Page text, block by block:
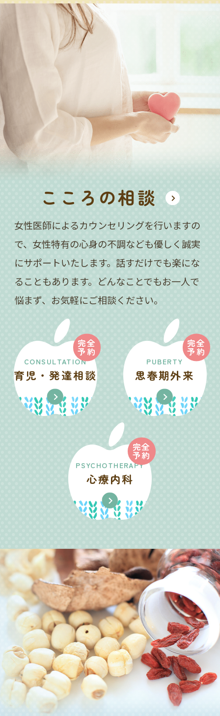
こころの相談
女性医師によるカウンセリングを行いますの
で、女性特有の心身の不調なども優しく誠実
にサポートいたします。話すだけでも楽にな
ることもあります。どんなことでもお一人で
悩まず、お気軽にご相談ください。
CONSULTATION
育児・発達相談
完全
予約
PUBERTY
思春期外来
完全
予約
PSYCHOTHERAPY
心療内科
完全
予約